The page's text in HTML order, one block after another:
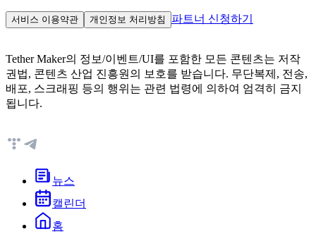
서비스 이용약관 개인정보 처리방침 파트너 신청하기
Tether Maker의 정보/이벤트/UI를 포함한 모든 콘텐츠는 저작
권법, 콘텐츠 산업 진흥원의 보호를 받습니다. 무단복제, 전송,
배포, 스크래핑 등의 행위는 관련 법령에 의하여 엄격히 금지
됩니다.
뉴스
캘린더
홈